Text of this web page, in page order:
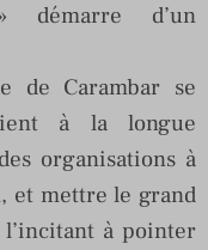
démarre d’un
de Carambar se
à la longue
organisations à
et mettre le grand
à pointer